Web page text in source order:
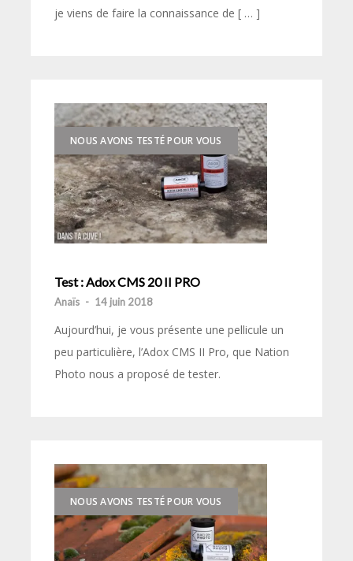
je viens de faire la connaissance de [ … ]
NOUS AVONS TESTÉ POUR VOUS
Test : Adox CMS 20 II PRO
Anaïs - 14 juin 2018
Aujourd’hui, je vous présente une pellicule un
peu particulière, l’Adox CMS II Pro, que Nation
Photo nous a proposé de tester.
NOUS AVONS TESTÉ POUR VOUS